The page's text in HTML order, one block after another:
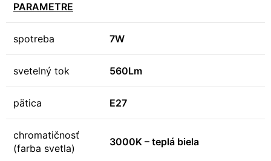
PARAMETRE
spotreba 7W
svetelný tok 560Lm
pätica E27
chromatičnosť
(farba svetla)
3000K – teplá biela